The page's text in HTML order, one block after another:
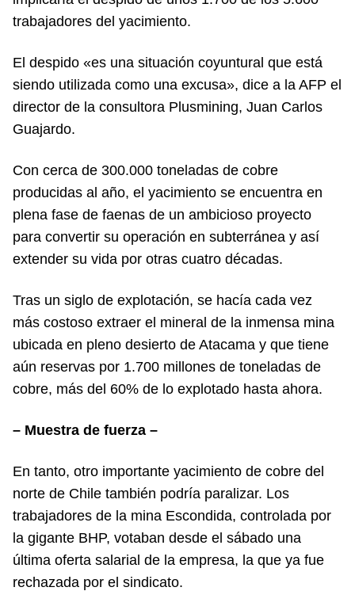
trabajadores del yacimiento.
El despido «es una situación coyuntural que está
siendo utilizada como una excusa», dice a la AFP el
director de la consultora Plusmining, Juan Carlos
Guajardo.
Con cerca de 300.000 toneladas de cobre
producidas al año, el yacimiento se encuentra en
plena fase de faenas de un ambicioso proyecto
para convertir su operación en subterránea y así
extender su vida por otras cuatro décadas.
Tras un siglo de explotación, se hacía cada vez
más costoso extraer el mineral de la inmensa mina
ubicada en pleno desierto de Atacama y que tiene
aún reservas por 1.700 millones de toneladas de
cobre, más del 60% de lo explotado hasta ahora.
– Muestra de fuerza –
En tanto, otro importante yacimiento de cobre del
norte de Chile también podría paralizar. Los
trabajadores de la mina Escondida, controlada por
la gigante BHP, votaban desde el sábado una
última oferta salarial de la empresa, la que ya fue
rechazada por el sindicato.